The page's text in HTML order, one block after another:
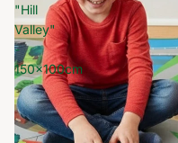
"Hill
Valley"
-
150x100cm